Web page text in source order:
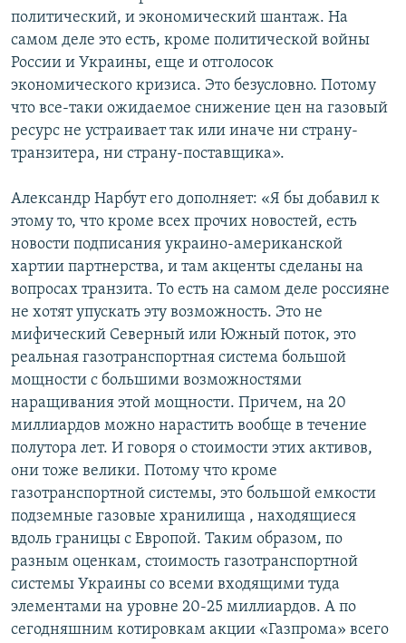
политический, и экономический шантаж. На
самом деле это есть, кроме политической войны
России и Украины, еще и отголосок
экономического кризиса. Это безусловно. Потому
что все-таки ожидаемое снижение цен на газовый
ресурс не устраивает так или иначе ни страну-
транзитера, ни страну-поставщика».
Александр Нарбут его дополняет: «Я бы добавил к
этому то, что кроме всех прочих новостей, есть
новости подписания украино-американской
хартии партнерства, и там акценты сделаны на
вопросах транзита. То есть на самом деле россияне
не хотят упускать эту возможность. Это не
мифический Северный или Южный поток, это
реальная газотранспортная система большой
мощности с большими возможностями
наращивания этой мощности. Причем, на 20
миллиардов можно нарастить вообще в течение
полутора лет. И говоря о стоимости этих активов,
они тоже велики. Потому что кроме
газотранспортной системы, это большой емкости
подземные газовые хранилища , находящиеся
вдоль границы с Европой. Таким образом, по
разным оценкам, стоимость газотранспортной
системы Украины со всеми входящими туда
элементами на уровне 20-25 миллиардов. А по
сегодняшним котировкам акции «Газпрома» всего